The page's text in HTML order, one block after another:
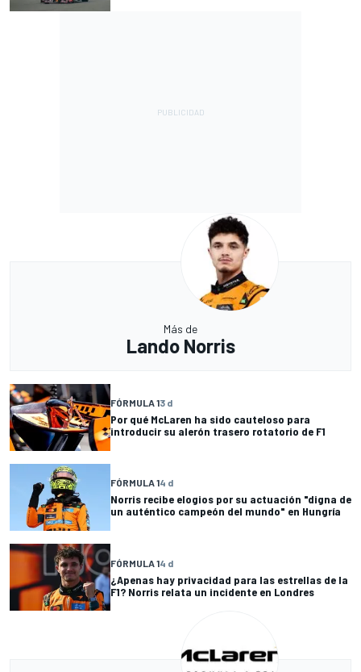
Más de
Lando Norris
FÓRMULA 13 d
Por qué McLaren ha sido cauteloso para
introducir su alerón trasero rotatorio de F1
FÓRMULA 14 d
Norris recibe elogios por su actuación "digna de
un auténtico campeón del mundo" en Hungría
FÓRMULA 14 d
¿Apenas hay privacidad para las estrellas de la
F1? Norris relata un incidente en Londres